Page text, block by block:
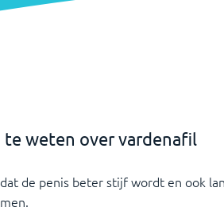
weten over vardenafil
de penis beter stijf wordt en ook